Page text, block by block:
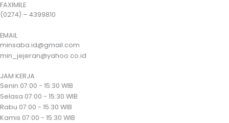
FAXIMILE
(0274) – 4399810
EMAIL
minsaba.id@gmail.com
min_jejeran@yahoo.co.id
JAM KERJA
Senin 07:00 - 15:30 WIB
Selasa 07:00 - 15:30 WIB
Rabu 07:00 - 15:30 WIB
Kamis 07:00 - 15:30 WIB